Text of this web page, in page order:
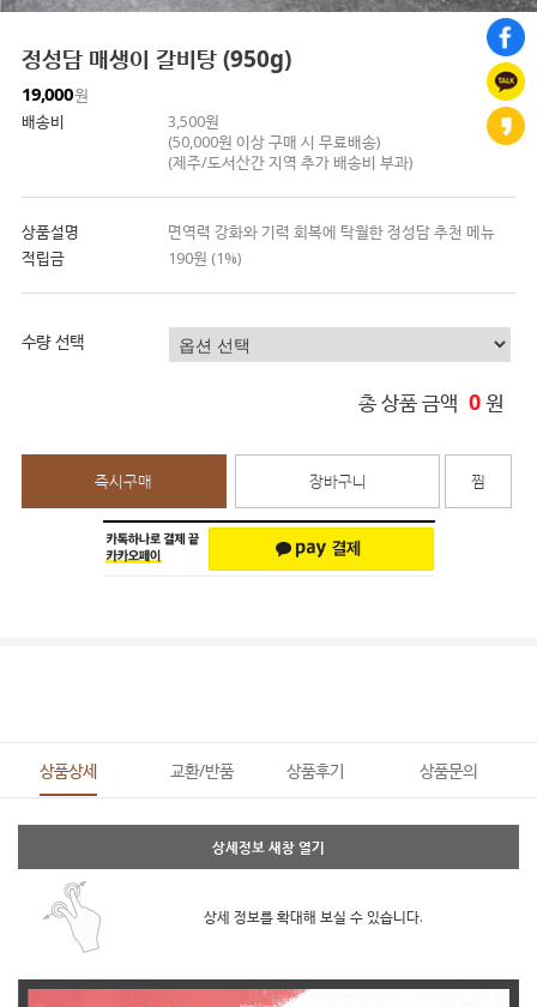
정성담 매생이 갈비탕 (950g)
19,000원
배송비
3,500원
(50,000원 이상 구매 시 무료배송)
(제주/도서산간 지역 추가 배송비 부과)
상품설명
면역력 강화와 기력 회복에 탁월한 정성담 추천 메뉴
적립금
190원 (1%)
수량 선택
총 상품 금액 0원
즉시구매 장바구니 찜
상품상세 교환/반품 상품후기 상품문의
상세정보 새창 열기
상세 정보를 확대해 보실 수 있습니다.